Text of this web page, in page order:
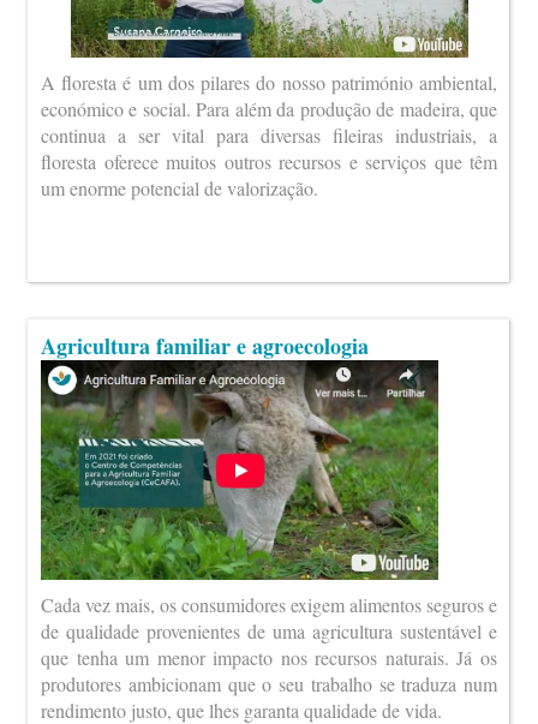
A floresta é um dos pilares do nosso património ambiental,
económico e social. Para além da produção de madeira, que
continua a ser vital para diversas fileiras industriais, a
floresta oferece muitos outros recursos e serviços que têm
um enorme potencial de valorização.
Agricultura familiar e agroecologia
Cada vez mais, os consumidores exigem alimentos seguros e
de qualidade provenientes de uma agricultura sustentável e
que tenha um menor impacto nos recursos naturais. Já os
produtores ambicionam que o seu trabalho se traduza num
rendimento justo, que lhes garanta qualidade de vida.